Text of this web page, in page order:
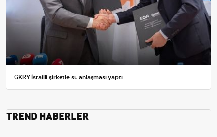
GKRY İsrailli şirketle su anlaşması yaptı
TREND HABERLER